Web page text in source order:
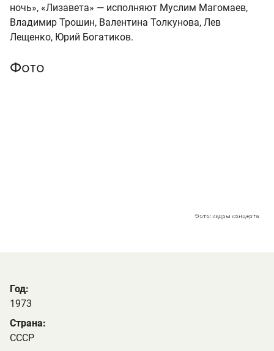
ночь», «Лизавета» — исполняют Муслим Магомаев,
Владимир Трошин, Валентина Толкунова, Лев
Лещенко, Юрий Богатиков.
Фото
Фото: кадры концерта
Год:
1973
Страна:
СССР